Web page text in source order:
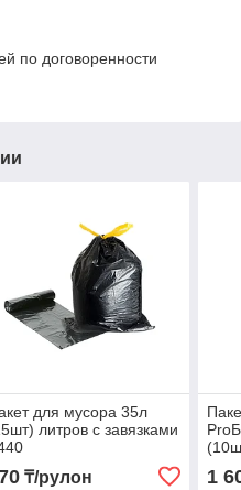
по договоренности
для мусора 35л
литров с завязками
₸/рулон 1